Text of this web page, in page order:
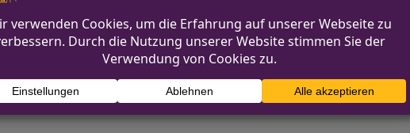
zeigt die politischen Spannungen und sozialen
ist.